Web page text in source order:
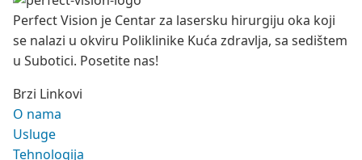
Perfect Vision je Centar za lasersku hirurgiju oka koji
se nalazi u okviru Poliklinike Kuća zdravlja, sa sedištem
u Subotici. Posetite nas!
Brzi Linkovi
O nama
Usluge
Tehnologija